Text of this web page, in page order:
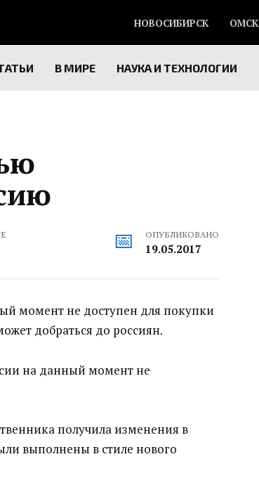
НОВОСИБИРСК ОМСК
В МИРЕ НАУКА И ТЕХНОЛОГИИ
ОПУБЛИКОВАНО
19.05.2017
момент не доступен для покупки
добраться до россиян.
на данный момент не
получила изменения в
выполнены в стиле нового